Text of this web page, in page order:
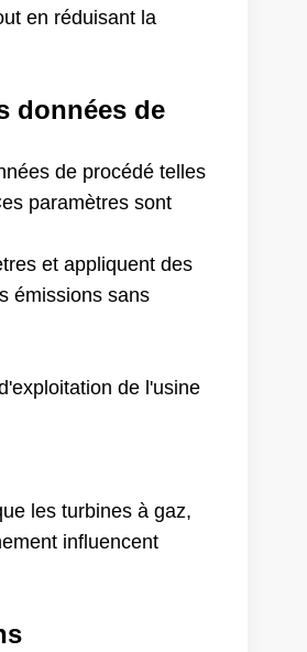
en réduisant la
données de
de procédé telles
paramètres sont
et appliquent des
émissions sans
de l'usine
les turbines à gaz,
influencent